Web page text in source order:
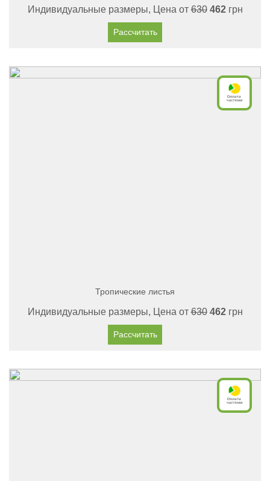
Индивидуальные размеры, Цена от630 462грн
Рассчитать
Тропические листья
Индивидуальные размеры, Цена от630 462грн
Рассчитать